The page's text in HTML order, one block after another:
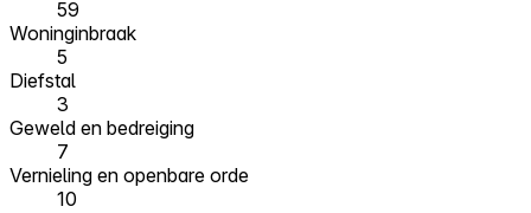
59
Woninginbraak
5
Diefstal
3
Geweld en bedreiging
7
Vernieling en openbare orde
10